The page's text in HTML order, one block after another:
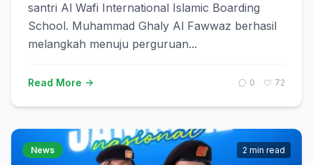
santri Al Wafi International Islamic Boarding
School. Muhammad Ghaly Al Fawwaz berhasil
melangkah menuju perguruan...
Read More 0 72
News 2 min read